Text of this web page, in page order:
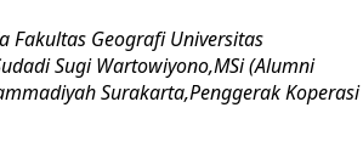
Fakultas Geografi Universitas
Sugi Wartowiyono,MSi (Alumni
Surakarta,Penggerak Koperasi